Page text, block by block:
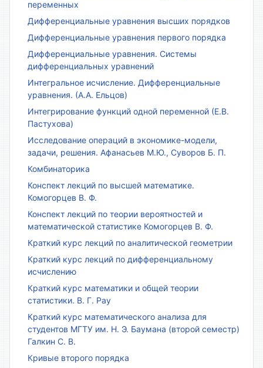
переменных
Дифференциальные уравнения высших порядков
Дифференциальные уравнения первого порядка
Дифференциальные уравнения. Системы
дифференциальных уравнений
Интегральное исчисление. Дифференциальные
уравнения. (А.А. Ельцов)
Интегрирование функций одной переменной (Е.В.
Пастухова)
Исследование операций в экономике-модели,
задачи, решения. Афанасьев М.Ю., Суворов Б. П.
Комбинаторика
Конспект лекций по высшей математике.
Комогорцев В. Ф.
Конспект лекций по теории вероятностей и
математической статистике Комогорцев В. Ф.
Краткий курс лекций по аналитической геометрии
Краткий курс лекций по дифференциальному
исчислению
Краткий курс математики и общей теории
статистики. В. Г. Рау
Краткий курс математического анализа для
студентов МГТУ им. Н. Э. Баумана (второй семестр)
Галкин С. В.
Кривые второго порядка